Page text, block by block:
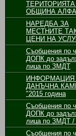
ОБЩИНА
НАРЕДБА ЗА
МЕСТНИТЕ
ЦЕНИ НА
Съобщения по
ДОПК до
лица по ЗМДТ
ИНФОРМАЦИЯ
ДАНЪЧНА
"2015 година
Съобщения по
ДОПК до
лица по ЗМДТ /
Съобщения по